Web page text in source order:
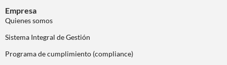
Empresa
Quienes somos
Sistema Integral de Gestión
Programa de cumplimiento (compliance)